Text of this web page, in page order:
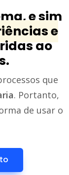
e sim
e
ao
que
. Portanto,
de usar o